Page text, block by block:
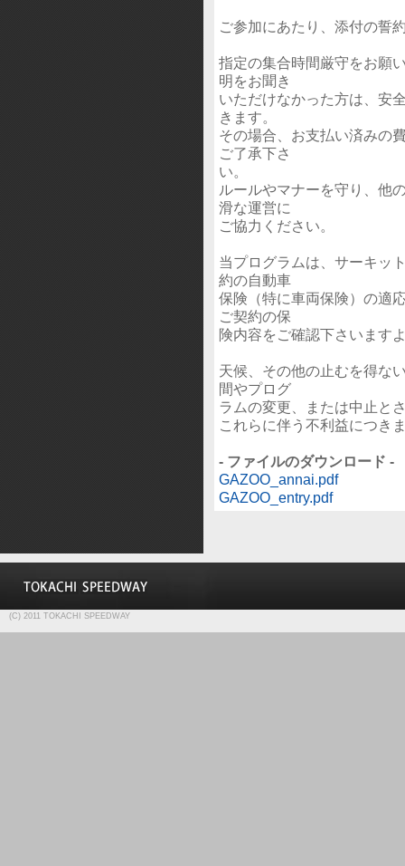
ご参加にあたり、添付の誓
指定の集合時間厳守をお願
明をお聞き
いただけなかった方は、安
きます。
その場合、お支払い済みの
ご了承下さ
い。
ルールやマナーを守り、他
滑な運営に
ご協力ください。
当プログラムは、サーキッ
約の自動車
保険（特に車両保険）の適
ご契約の保
険内容をご確認下さいます
天候、その他の止むを得な
間やプログ
ラムの変更、または中止と
これらに伴う不利益につき
- ファイルのダウンロード -
GAZOO_annai.pdf
GAZOO_entry.pdf
(C) 2011 TOKACHI SPEEDWAY